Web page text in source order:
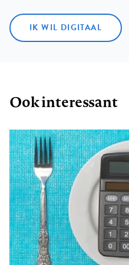
IK WIL DIGITAAL
Ook interessant